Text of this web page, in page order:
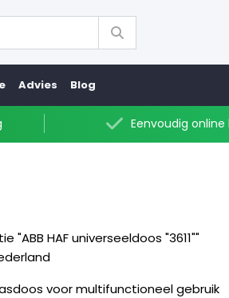
Advies Blog
Eenvoudig
"ABB HAF universeeldoos "3611""
voor multifunctioneel gebruik